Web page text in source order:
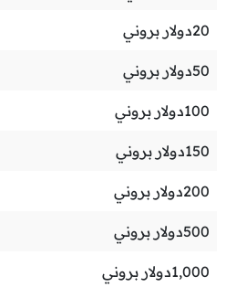
20دولار بروني
50دولار بروني
100دولار بروني
150دولار بروني
200دولار بروني
500دولار بروني
1,000دولار بروني